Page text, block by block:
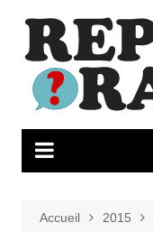
contenu
Accueil 2015